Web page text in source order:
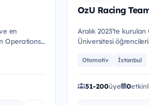
en
Operations
OzU Racing
Aralık 2023’te
Üniversitesi
Otomotiv İstanbul
51-200üye 0